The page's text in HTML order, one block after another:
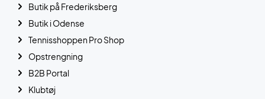
Butik på Frederiksberg
Butik i Odense
Tennisshoppen Pro Shop
Opstrengning
B2B Portal
Klubtøj